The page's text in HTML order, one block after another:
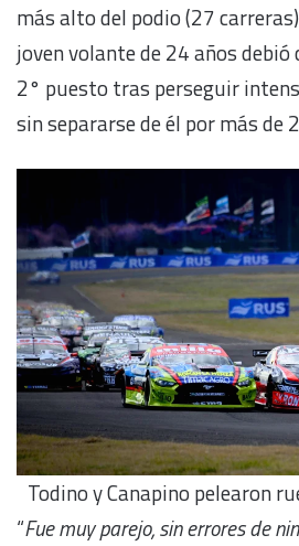
más alto del podio (27
joven volante de 24 años
2° puesto tras perseguir
sin separarse de él por más de
Todino y Canapino pelearon
“Fue muy parejo, sin errores de